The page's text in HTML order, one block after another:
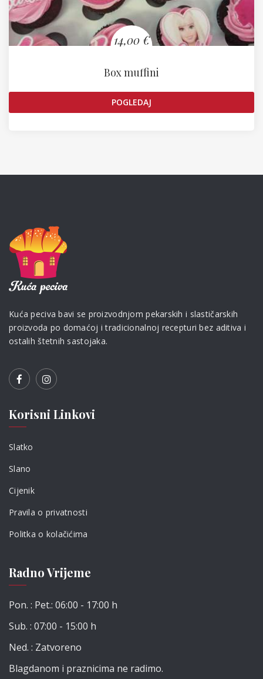
14,00 €
Box muffini
POGLEDAJ
Kuća peciva bavi se proizvodnjom pekarskih i slastičarskih
proizvoda po domaćoj i tradicionalnoj recepturi bez aditiva i
ostalih štetnih sastojaka.
Korisni Linkovi
Slatko
Slano
Cijenik
Pravila o privatnosti
Politka o kolačićima
Radno Vrijeme
Pon. : Pet.: 06:00 - 17:00 h
Sub. : 07:00 - 15:00 h
Ned. : Zatvoreno
Blagdanom i praznicima ne radimo.